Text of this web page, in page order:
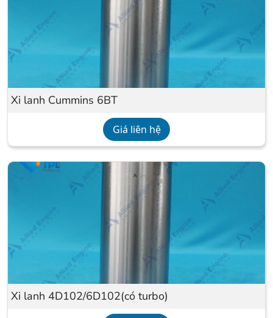
Xi lanh Cummins 6BT
Giá liên hệ
Xi lanh 4D102/6D102(có turbo)